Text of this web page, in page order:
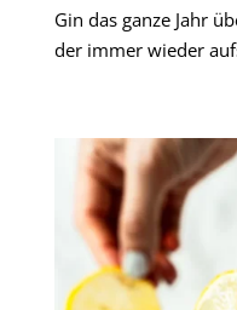
Gin das ganze Jahr
der immer wieder